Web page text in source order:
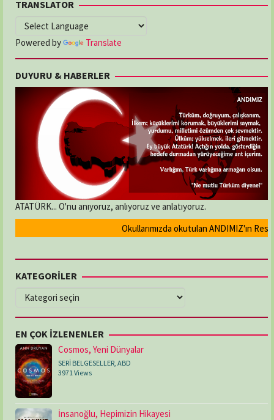
TRANSLATOR
Powered by Translate
DUYURU & HABERLER
ATATÜRK... O'nu anıyoruz, anlıyoruz ve anlatıyoruz.
Okullarımızda okutulan ANDIMIZ'ın
KATEGORİLER
KATEGORİLER
EN ÇOK İZLENENLER
Cosmos, Yeni Dünyalar
SERİ BELGESELLER ABD
3971 Views
İnsanoğlu, Hepimizin Hikayesi